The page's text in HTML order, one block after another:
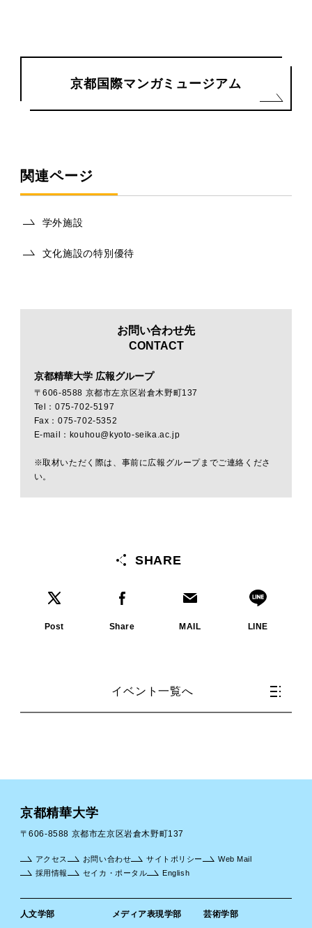
京都国際マンガミュージアム
関連ページ
学外施設
文化施設の特別優待
お問い合わせ先
CONTACT
京都精華大学 広報グループ
〒606-8588 京都市左京区岩倉木野町137
Tel：075-702-5197
Fax：075-702-5352
E-mail：kouhou@kyoto-seika.ac.jp
※取材いただく際は、事前に広報グループまでご連絡くださ
い。
SHARE
Post Share MAIL LINE
イベント一覧へ
京都精華大学
〒606-8588 京都市左京区岩倉木野町137
人文学部 メディア表現学部 芸術学部
アクセス お問い合わせ サイトポリシー
Web Mail
採用情報
セイカ・ポータル English